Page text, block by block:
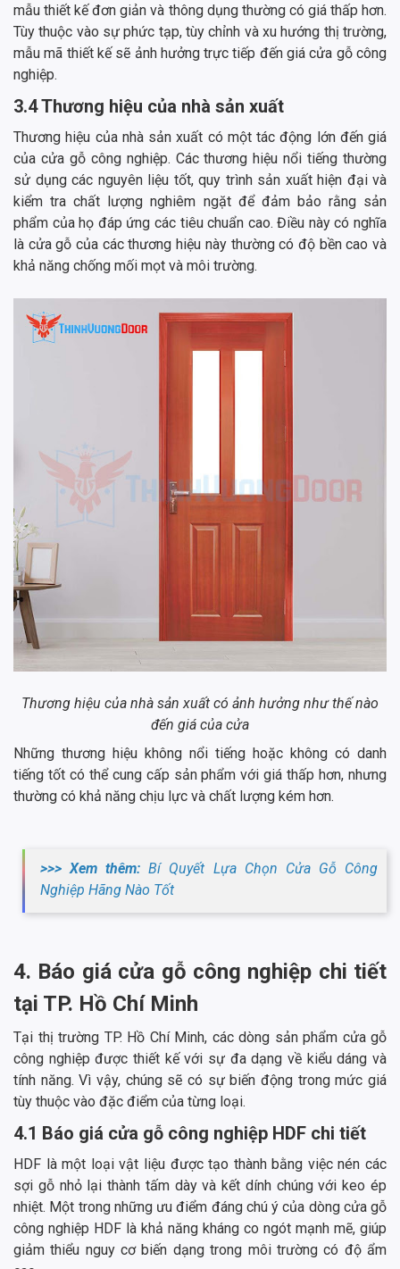
mẫu thiết kế đơn giản và thông dụng thường có giá thấp hơn.
Tùy thuộc vào sự phức tạp, tùy chỉnh và xu hướng thị trường,
mẫu mã thiết kế sẽ ảnh hưởng trực tiếp đến giá cửa gỗ công
nghiệp.
3.4 Thương hiệu của nhà sản xuất
Thương hiệu của nhà sản xuất có một tác động lớn đến giá
của cửa gỗ công nghiệp. Các thương hiệu nổi tiếng thường
sử dụng các nguyên liệu tốt, quy trình sản xuất hiện đại và
kiểm tra chất lượng nghiêm ngặt để đảm bảo rằng sản
phẩm của họ đáp ứng các tiêu chuẩn cao. Điều này có nghĩa
là cửa gỗ của các thương hiệu này thường có độ bền cao và
khả năng chống mối mọt và môi trường.
Thương hiệu của nhà sản xuất có ảnh hưởng như thế nào
đến giá của cửa
Những thương hiệu không nổi tiếng hoặc không có danh
tiếng tốt có thể cung cấp sản phẩm với giá thấp hơn, nhưng
thường có khả năng chịu lực và chất lượng kém hơn.
>>> Xem thêm:Bí Quyết Lựa Chọn Cửa Gỗ Công
Nghiệp Hãng Nào Tốt
4. Báo giá cửa gỗ công nghiệp chi tiết
tại TP. Hồ Chí Minh
Tại thị trường TP. Hồ Chí Minh, các dòng sản phẩm cửa gỗ
công nghiệp được thiết kế với sự đa dạng về kiểu dáng và
tính năng. Vì vậy, chúng sẽ có sự biến động trong mức giá
tùy thuộc vào đặc điểm của từng loại.
4.1 Báo giá cửa gỗ công nghiệp HDF chi tiết
HDF là một loại vật liệu được tạo thành bằng việc nén các
sợi gỗ nhỏ lại thành tấm dày và kết dính chúng với keo ép
nhiệt. Một trong những ưu điểm đáng chú ý của dòng cửa gỗ
công nghiệp HDF là khả năng kháng co ngót mạnh mẽ, giúp
giảm thiểu nguy cơ biến dạng trong môi trường có độ ẩm